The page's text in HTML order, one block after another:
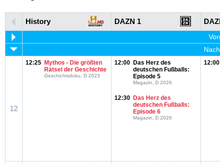
History DAZN 1
12
12:25 Mythos - Die größten
Rätsel der Geschichte
Geschichtsdoku, D 2023
12:00 Das Herz des
deutschen Fußballs:
Episode 5
Magazin, D 2026
12:30 Das Herz des
deutschen Fußballs:
Episode 6
Magazin, D 2026
12:00